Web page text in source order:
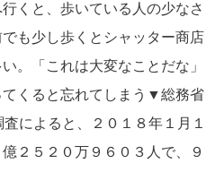
くと、歩いている人の少なさ
も少し歩くとシャッター商店
。「これは大変なことだな」
てくると忘れてしまう▼総務省
によると、２０１８年１月１
２５２０万９６０３人で、９